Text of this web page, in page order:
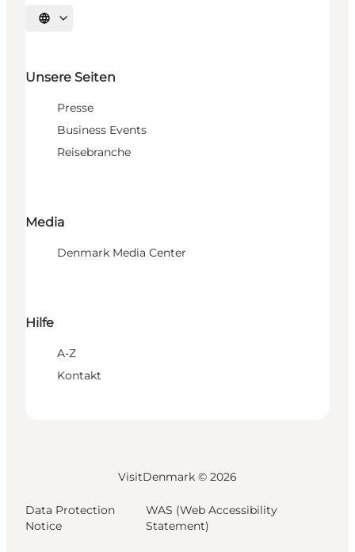
Sprache auswählen
Unsere Seiten
Presse
Business Events
Reisebranche
Media
Denmark Media Center
Hilfe
A-Z
Kontakt
VisitDenmark © 2026
Data Protection
Notice
WAS (Web Accessibility
Statement)